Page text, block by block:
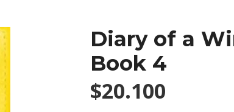
Diary of a
Book 4
$20.100